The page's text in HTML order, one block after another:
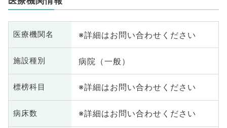
医療機関名 ※詳細はお問い合わせください
施設種別 病院（一般）
標榜科目 ※詳細はお問い合わせください
病床数 ※詳細はお問い合わせください